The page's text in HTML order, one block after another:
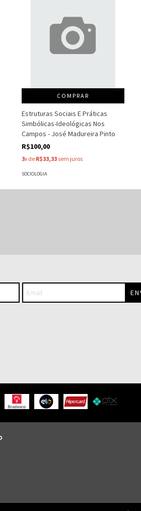
COMPRAR
Estruturas Sociais E Práticas
Simbólicas-Ideológicas Nos
Campos - José Madureira Pinto
R$100,00
3x de R$33,33 sem juros
SOCIOLOGIA